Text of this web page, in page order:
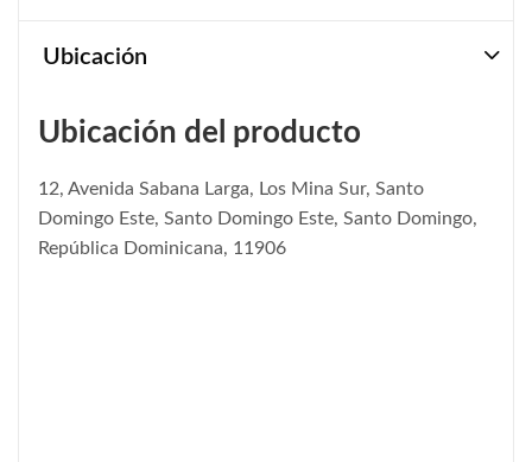
Ubicación
Ubicación del producto
12, Avenida Sabana Larga, Los Mina Sur, Santo
Domingo Este, Santo Domingo Este, Santo Domingo,
República Dominicana, 11906